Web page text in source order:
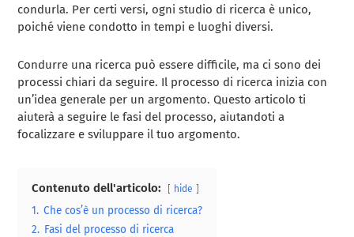
condurla. Per certi versi, ogni studio di ricerca è unico,
poiché viene condotto in tempi e luoghi diversi.
Condurre una ricerca può essere difficile, ma ci sono dei
processi chiari da seguire. Il processo di ricerca inizia con
un’idea generale per un argomento. Questo articolo ti
aiuterà a seguire le fasi del processo, aiutandoti a
focalizzare e sviluppare il tuo argomento.
Contenuto dell'articolo: hide
1. Che cos’è un processo di ricerca?
2. Fasi del processo di ricerca